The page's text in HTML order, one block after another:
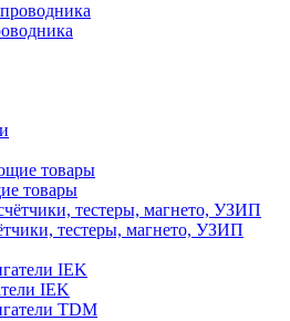
товары
тестеры, магнето, УЗИП
IEK